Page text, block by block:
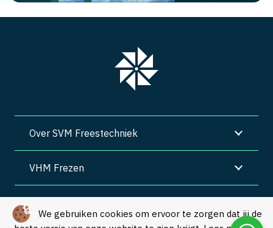
We gebruiken cookies om ervoor te zorgen dat jij de
Over SVM Freestechniek
VHM Frezen